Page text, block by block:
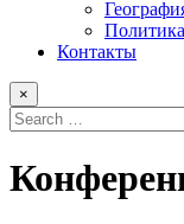
Контакты
×